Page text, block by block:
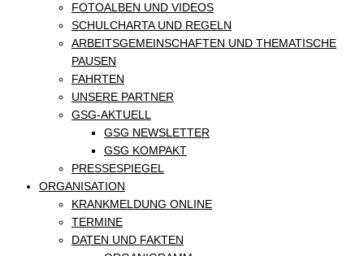
FOTOALBEN UND VIDEOS
SCHULCHARTA UND REGELN
ARBEITSGEMEINSCHAFTEN UND THEMATISCHE
PAUSEN
FAHRTEN
UNSERE PARTNER
GSG-AKTUELL
GSG NEWSLETTER
GSG KOMPAKT
PRESSESPIEGEL
ORGANISATION
KRANKMELDUNG ONLINE
TERMINE
DATEN UND FAKTEN